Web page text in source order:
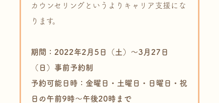
カウンセリングというよりキャリア支援にな
ります。
期間：2022年2月5日（土）～3月27日
（日）事前予約制
予約可能日時：金曜日・土曜日・日曜日・祝
日の午前9時～午後20時まで